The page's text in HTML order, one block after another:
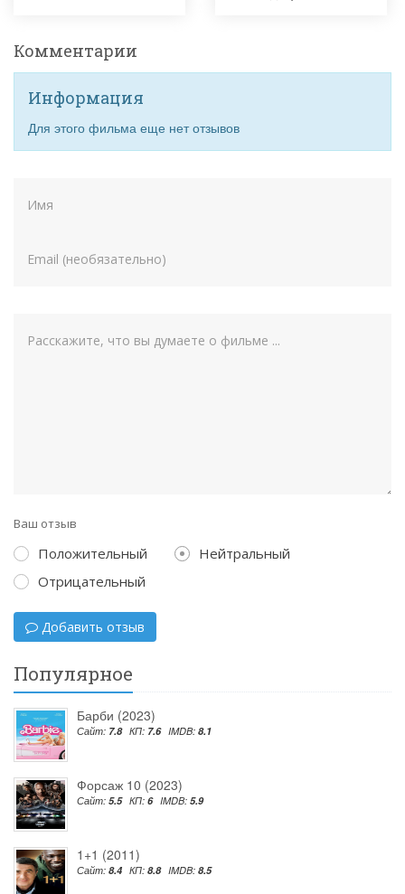
Комментарии
Информация
Для этого фильма еще нет отзывов
Ваш отзыв
Положительный
Нейтральный
Отрицательный
Добавить отзыв
Популярное
Барби (2023)
Сайт: 7.8 КП: 7.6 IMDB: 8.1
Форсаж 10 (2023)
Сайт: 5.5 КП: 6 IMDB: 5.9
1+1 (2011)
Сайт: 8.4 КП: 8.8 IMDB: 8.5